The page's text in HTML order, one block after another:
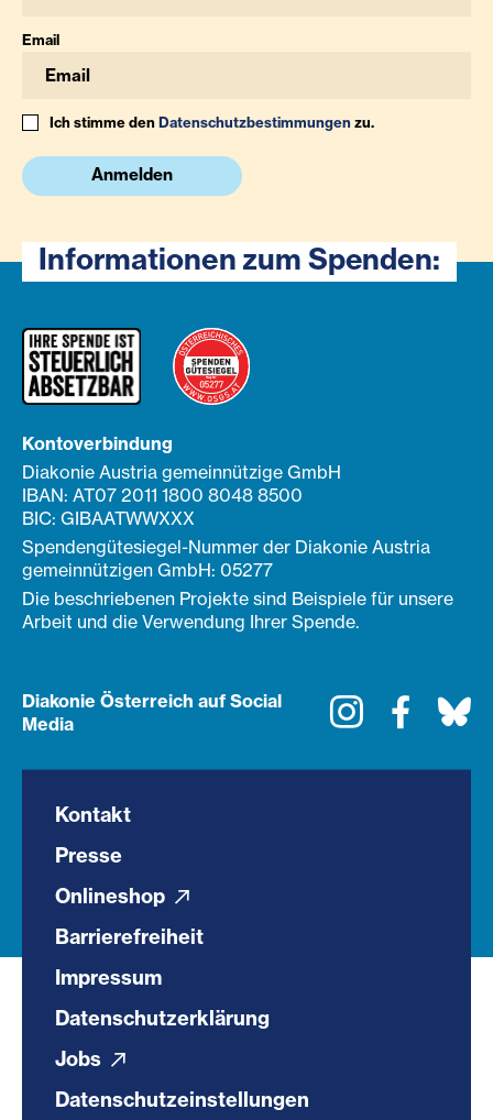
Email
Ich stimme denDatenschutzbestimmungenzu.
Anmelden
Informationen zum Spenden:
Kontoverbindung
Diakonie Austria gemeinnützige GmbH
IBAN: AT07 2011 1800 8048 8500
BIC: GIBAATWWXXX
Spendengütesiegel-Nummer der Diakonie Austria
gemeinnützigen GmbH: 05277
Die beschriebenen Projekte sind Beispiele für unsere
Arbeit und die Verwendung Ihrer Spende.
Diakonie Österreich auf Social
Media
Instagram
Kontakt
Presse
Onlineshop
Barrierefreiheit
Impressum
Datenschutzerklärung
Jobs
Datenschutzeinstellungen